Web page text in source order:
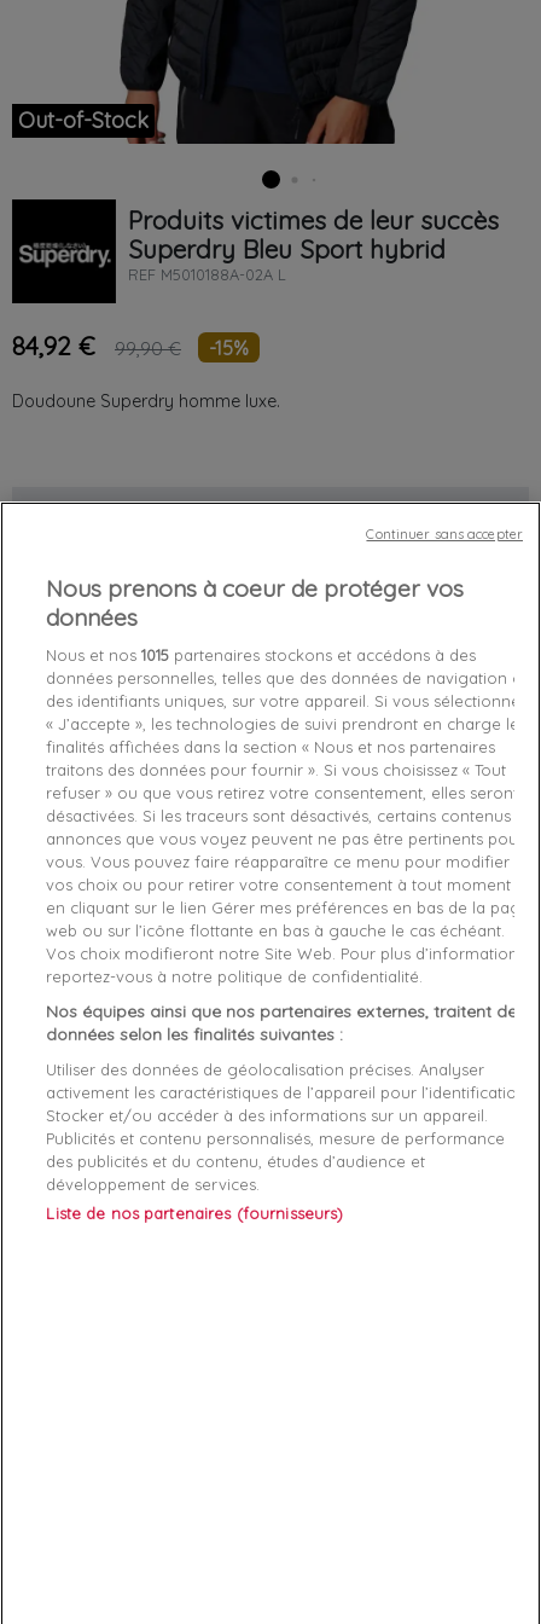
Out-of-Stock
Produits victimes de leur succès
Superdry Bleu Sport hybrid
REF M5010188A-02A L
84,92 € 99,90 € -15%
Doudoune Superdry homme luxe.
Out-of-Stock
Livraison gratuite *
Retours sous 100 jours
Produit certifié authentique
Caractéristiques produit
Description Détails du produit Fabriquant
Article: Sport hybrid
Manufacture: Superdry
Product category: Doudoune homme
ABONNEZ-VOUS
Nous prenons à coeur de protéger vos
données
Nous et nos1015 partenaires stockons et accédons à des
données personnelles, telles que des données de navigation ou
des identifiants uniques, sur votre appareil. Si vous sélectionnez
« J’accepte », les technologies de suivi prendront en charge les
finalités affichées dans la section « Nous et nos partenaires
traitons des données pour fournir ». Si vous choisissez « Tout
refuser » ou que vous retirez votre consentement, elles seront
désactivées. Si les traceurs sont désactivés, certains contenus et
annonces que vous voyez peuvent ne pas être pertinents pour
vous. Vous pouvez faire réapparaître ce menu pour modifier
vos choix ou pour retirer votre consentement à tout moment
en cliquant sur le lien Gérer mes préférences en bas de la page
web ou sur l’icône flottante en bas à gauche le cas échéant.
Vos choix modifieront notre Site Web. Pour plus d’informations,
reportez-vous à notre politique de confidentialité.
Nos équipes ainsi que nos partenaires externes, traitent des
données selon les finalités suivantes :
Utiliser des données de géolocalisation précises. Analyser
activement les caractéristiques de l’appareil pour l’identification.
Stocker et/ou accéder à des informations sur un appareil.
Publicités et contenu personnalisés, mesure de performance
des publicités et du contenu, études d’audience et
développement de services.
Liste de nos partenaires (fournisseurs)
Continuer sans accepter